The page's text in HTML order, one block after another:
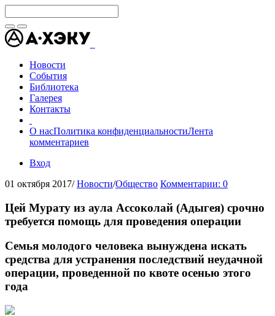
Новости
События
Библиотека
Галерея
Контакты
О насПолитика конфиденциальностиЛента
комментариев
Вход
01 октября 2017/ Новости/Общество Комментарии: 0
Цей Мурату из аула Ассоколай (Адыгея) срочно
требуется помощь для проведения операции
Семья молодого человека вынуждена искать
средства для устранения последствий неудачной
операции, проведенной по квоте осенью этого
года